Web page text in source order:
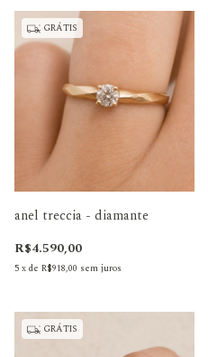
GRÁTIS
anel treccia - diamante
R$4.590,00
5xde R$918,00 sem juros
GRÁTIS